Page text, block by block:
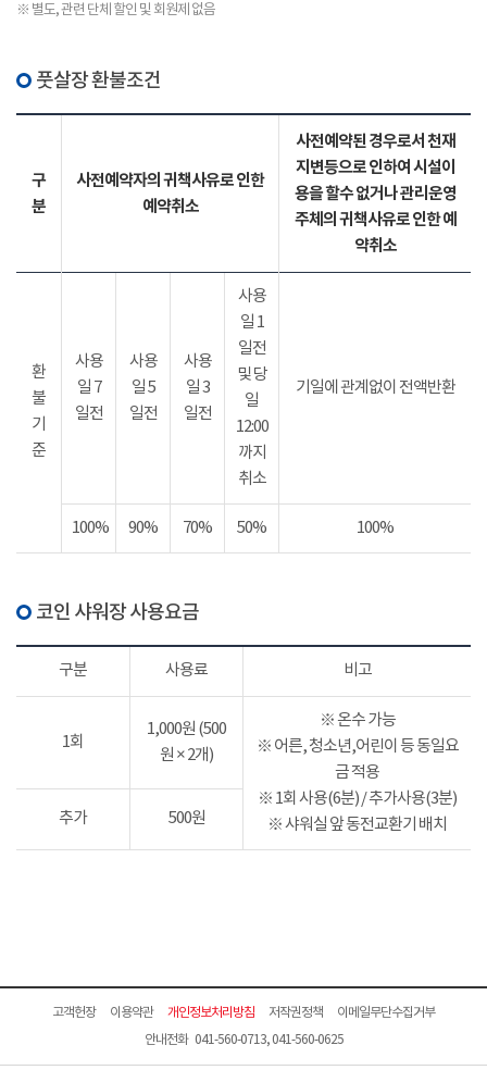
※ 별도, 관련 단체 할인 및 회원제 없음
풋살장 환불조건
구
분
사전예약자의 귀책사유로 인한
예약취소
사전예약된 경우로서 천재
지변등으로 인하여 시설이
용을 할수 없거나 관리운영
주체의 귀책사유로 인한 예
약취소
환
불
기
준
사용
일 7
일전
사용
일 5
일전
사용
일 3
일전
사용
일 1
일전
및 당
일
12:00
까지
취소
기일에 관계없이 전액반환
100% 90% 70% 50% 100%
코인 샤워장 사용요금
구분 사용료 비고
1회
1,000원 (500
원 × 2개)
※ 온수 가능
※ 어른, 청소년,어린이 등 동일요
금 적용
※ 1회 사용(6분) / 추가사용(3분)
※ 샤워실 앞 동전교환기 배치
추가 500원
고객헌장 이용약관 개인정보처리방침 저작권정책
이메일무단수집거부
안내전화 041-560-0713, 041-560-0625